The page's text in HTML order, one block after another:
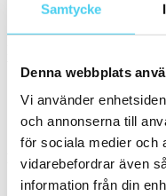
Samtycke
Denna webbplats
Vi använder
och annonserna till
för sociala medier och
vidarebefordrar även
information från din
Enfärgad
Välj en eller flera färger:
Storlek
Filtrera efter storlek: